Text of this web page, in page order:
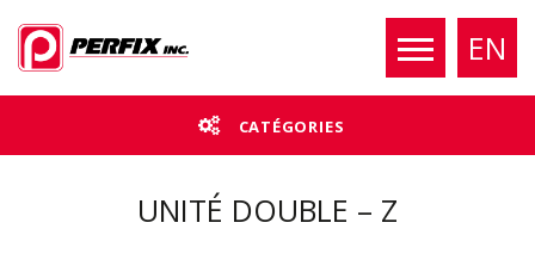
EN
UNITÉ DOUBLE – Z
CATÉGORIES